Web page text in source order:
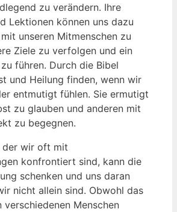
zu verändern. Ihre
Lektionen können uns dazu
unseren Mitmenschen zu
Ziele zu verfolgen und ⁤ein⁤
​führen. Durch ⁢die Bibel
und Heilung finden,⁢ wenn ⁤wir
entmutigt​ fühlen. Sie ermutigt
zu glauben⁣ und anderen mit
‌zu begegnen.
der wir​ oft mit
konfrontiert sind, ​kann die⁤
schenken​ und uns ​daran
⁢nicht ‌allein sind. ⁢Obwohl das⁤
verschiedenen Menschen